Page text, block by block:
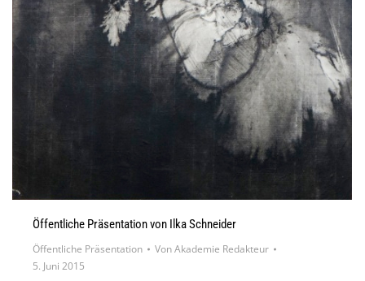
Öffentliche Präsentation von Ilka Schneider
Öffentliche Präsentation VonAkademie Redakteur
5. Juni 2015